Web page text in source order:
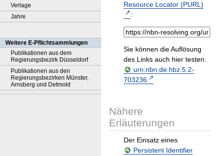
Verlage
Jahre
Weitere E-Pflichtsammlungen
Publikationen aus dem
Regierungsbezirk Düsseldorf
Publikationen aus den
Regierungsbezirken Münster,
Arnsberg und Detmold
Resource Locator (PURL)
:
Sie können die Auflösung
des Links auch hier testen:
urn:nbn:de:hbz:5:2-
703236
Nähere
Erläuterungen
Der Einsatz eines
Persistent Identifier